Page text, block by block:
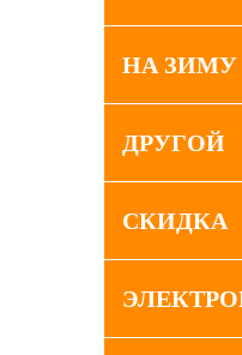
НА ЗИМУ
ДРУГОЙ
СКИДКА